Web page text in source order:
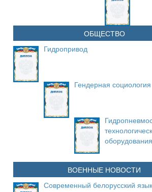
ОБЩЕСТВО
Гидропривод
Гендерная социология
оборудования
ВОЕННЫЕ НОВОСТИ
Современный белорусский язык